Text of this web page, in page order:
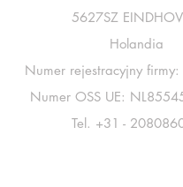
5627SZ
Holandia
Numer rejestracyjny firmy:
Numer OSS UE:
Tel. +31 -